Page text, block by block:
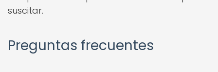
suscitar.
Preguntas frecuentes